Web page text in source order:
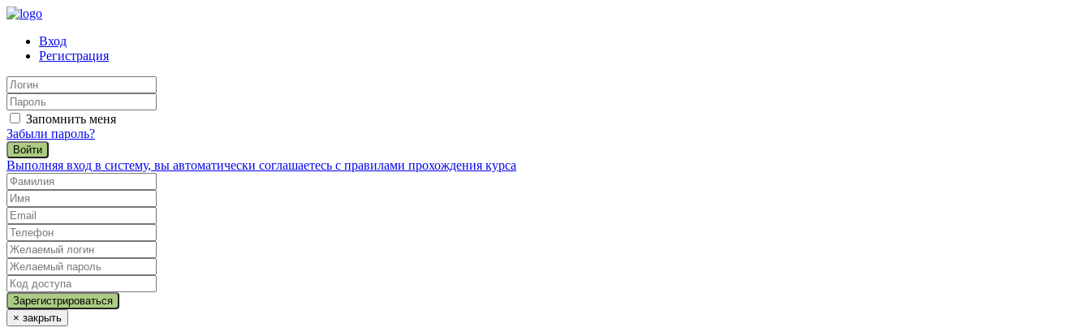
Вход
Регистрация
Запомнить меня
Забыли пароль?
Войти
Выполняя вход в систему, вы автоматически соглашаетесь с правилами прохождения курса
× закрыть